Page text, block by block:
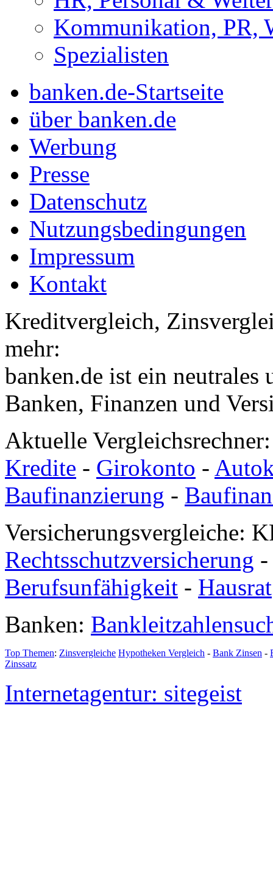
Kommunikation, PR,
Spezialisten
banken.de-Startseite
über banken.de
Werbung
Presse
Datenschutz
Nutzungsbedingungen
Impressum
Kontakt
Kreditvergleich,
mehr:
banken.de ist ein neutrales
Banken, Finanzen und
Aktuelle
Kredite - Girokonto -
Baufinanzierung -
Versicherungsvergleiche:
Rechtsschutzversicherung
Berufsunfähigkeit - Hausrat
Banken:
Top Themen: Zinsvergleiche Hypotheken Vergleich - Bank Zinsen -
Zinssatz
Internetagentur: sitegeist